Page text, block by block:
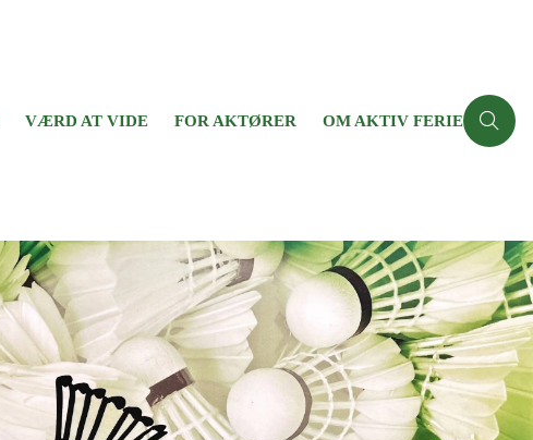
VÆRD AT VIDE FOR AKTØRER OM AKTIV FERIE